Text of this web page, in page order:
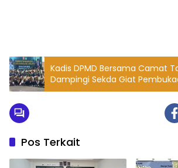
Kadis DPMD Bersama Camat
Dampingi Sekda Giat
Teknis Peningkatan Wawasan
& Bela Negara Tahun
Pos Terkait